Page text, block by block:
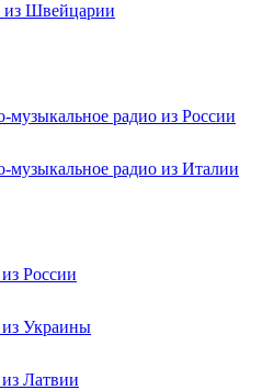
из Швейцарии
музыкальное радио из России
музыкальное радио из Италии
России
Украины
Латвии